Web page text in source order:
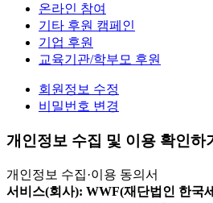
온라인 참여
기타 후원 캠페인
기업 후원
교육기관/학부모 후원
회원정보 수정
비밀번호 변경
개인정보 수집 및 이용 확인하
개인정보 수집·이용 동의서
서비스(회사): WWF(재단법인 한국